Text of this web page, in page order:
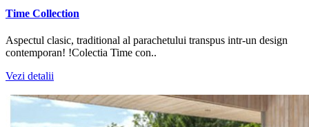
Time Collection
Aspectul clasic, traditional al parachetului transpus intr-un design
contemporan! !Colectia Time con..
Vezi detalii